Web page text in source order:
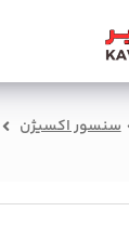
سنسور اکسیژن